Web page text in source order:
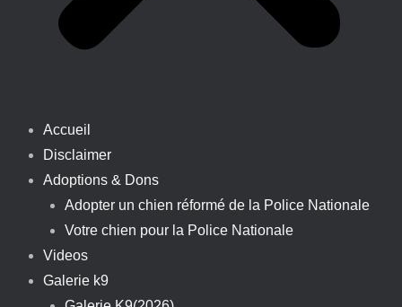
Accueil
Disclaimer
Adoptions & Dons
Adopter un chien réformé de la Police Nationale
Votre chien pour la Police Nationale
Videos
Galerie k9